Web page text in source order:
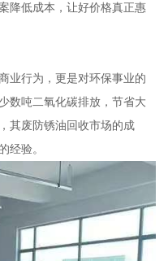
降低成本，让好价格真正惠
业行为，更是对环保事业的
数吨二氧化碳排放，节省大
其废防锈油回收市场的成
经验。